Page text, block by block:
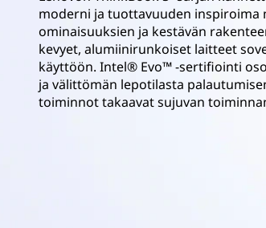
moderni ja tuottavuuden inspiroima
ominaisuuksien ja kestävän
kevyet, alumiinirunkoiset laitteet
käyttöön. Intel® Evo™ -sertifiointi
ja välittömän lepotilasta
toiminnot takaavat sujuvan